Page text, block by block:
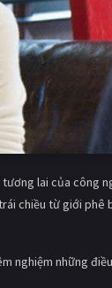
lai của công
chiều từ giới
nghiệm những